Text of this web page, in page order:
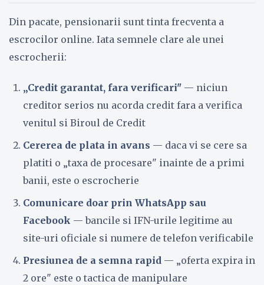
Din pacate, pensionarii sunt tinta frecventa a
escrocilor online. Iata semnele clare ale unei
escrocherii:
„Credit garantat, fara verificari" — niciun
creditor serios nu acorda credit fara a verifica
venitul si Biroul de Credit
Cererea de plata in avans — daca vi se cere sa
platiti o „taxa de procesare" inainte de a primi
banii, este o escrocherie
Comunicare doar prin WhatsApp sau
Facebook — bancile si IFN-urile legitime au
site-uri oficiale si numere de telefon verificabile
Presiunea de a semna rapid — „oferta expira in
2 ore" este o tactica de manipulare